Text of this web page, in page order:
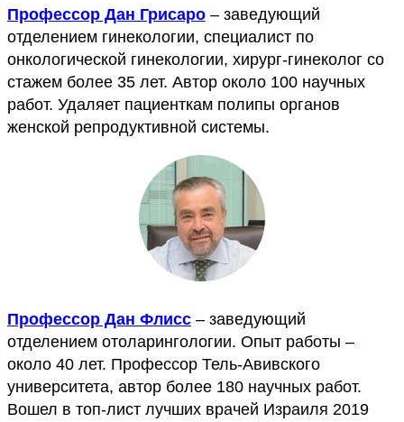
Профессор Дан Грисаро – заведующий
отделением гинекологии, специалист по
онкологической гинекологии, хирург-гинеколог со
стажем более 35 лет. Автор около 100 научных
работ. Удаляет пациенткам полипы органов
женской репродуктивной системы.
Профессор Дан Флисс – заведующий
отделением отоларингологии. Опыт работы –
около 40 лет. Профессор Тель-Авивского
университета, автор более 180 научных работ.
Вошел в топ-лист лучших врачей Израиля 2019